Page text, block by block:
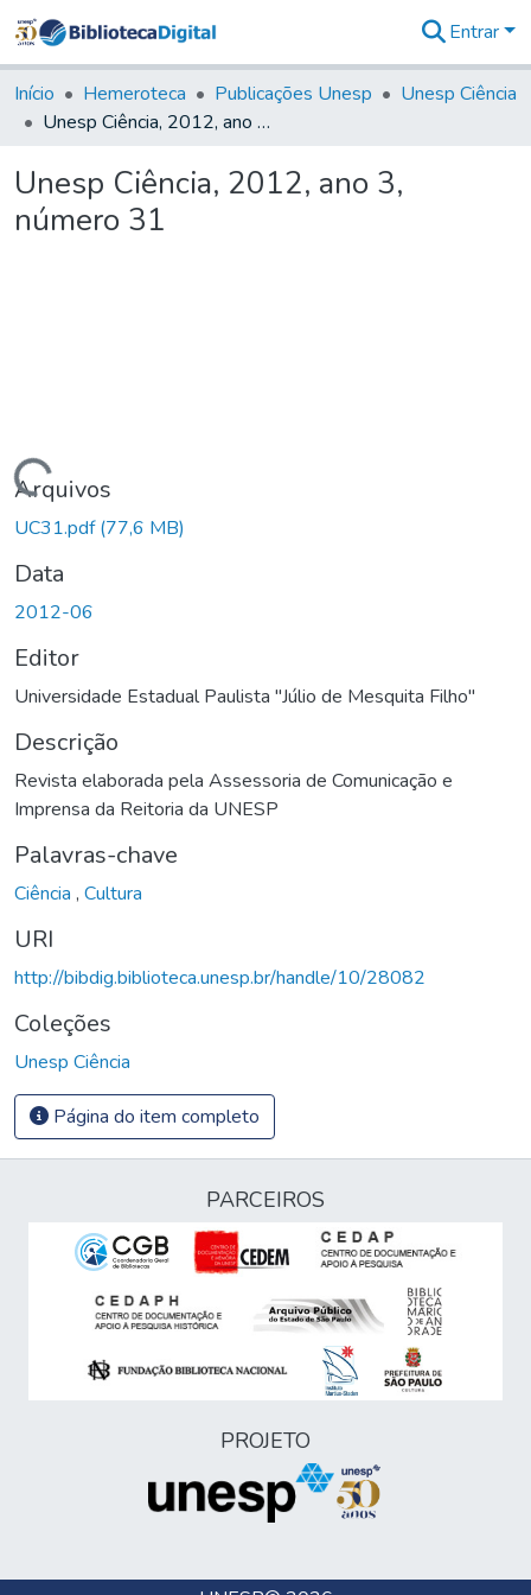
&
Coleções
Tudo na
Digital
Entrar
Início Hemeroteca Publicações Unesp
Unesp Ciência
Unesp Ciência, 2012, ano 3, número 31
Unesp Ciência, 2012, ano 3,
número 31
Carregando...
Arquivos
UC31.pdf(77,6 MB)
Data
2012-06
Editor
Universidade Estadual Paulista "Júlio de Mesquita Filho"
Descrição
Revista elaborada pela Assessoria de Comunicação e
Imprensa da Reitoria da UNESP
Palavras-chave
Ciência , Cultura
URI
http://bibdig.biblioteca.unesp.br/handle/10/28082
Coleções
Unesp Ciência
Página do item completo
PARCEIROS
PROJETO